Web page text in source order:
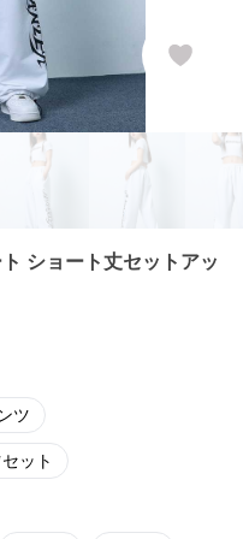
ショート丈セットアッ
ツ
ット